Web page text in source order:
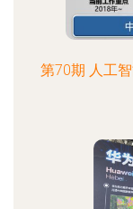
第70期 人工